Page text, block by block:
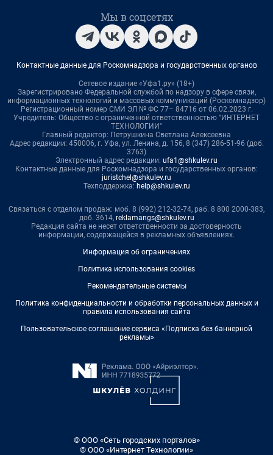
Мы в соцсетях
Контактные данные для Роскомнадзора и государственных органов
Сетевое издание «Уфа1.ру» (18+)
Зарегистрировано Федеральной службой по надзору в сфере связи,
информационных технологий и массовых коммуникаций (Роскомнадзор)
Регистрационный номер СМИ ЭЛ № ФС 77– 84716 от 06.02.2023 г.
Учредитель: Общество с ограниченной ответственностью "ИНТЕРНЕТ
ТЕХНОЛОГИИ"
Главный редактор: Петрушкина Светлана Алексеевна
Адрес редакции: 450006, г. Уфа, ул. Ленина, д. 156, 8 (347) 286-51-96 (доб.
3763)
Электронный адрес редакции: ufa1@shkulev.ru
Контактные данные для Роскомнадзора и государственных органов:
juristchel@shkulev.ru
Техподдержка: help@shkulev.ru
Связаться с отделом продаж: моб. 8 (992) 212-32-74, раб. 8 800 2000-383,
доб. 3614, reklamangs@shkulev.ru
Редакция сайта не несет ответственности за достоверность
информации, содержащейся в рекламных объявлениях.
Информация об ограничениях
Политика использования cookies
Рекомендательные системы
Политика конфиденциальности и обработки персональных данных и
правила использования сайта
Пользовательское соглашение сервиса «Подписка без баннерной
рекламы»
© ООО «Сеть городских порталов»
© ООО «Интернет Технологии»